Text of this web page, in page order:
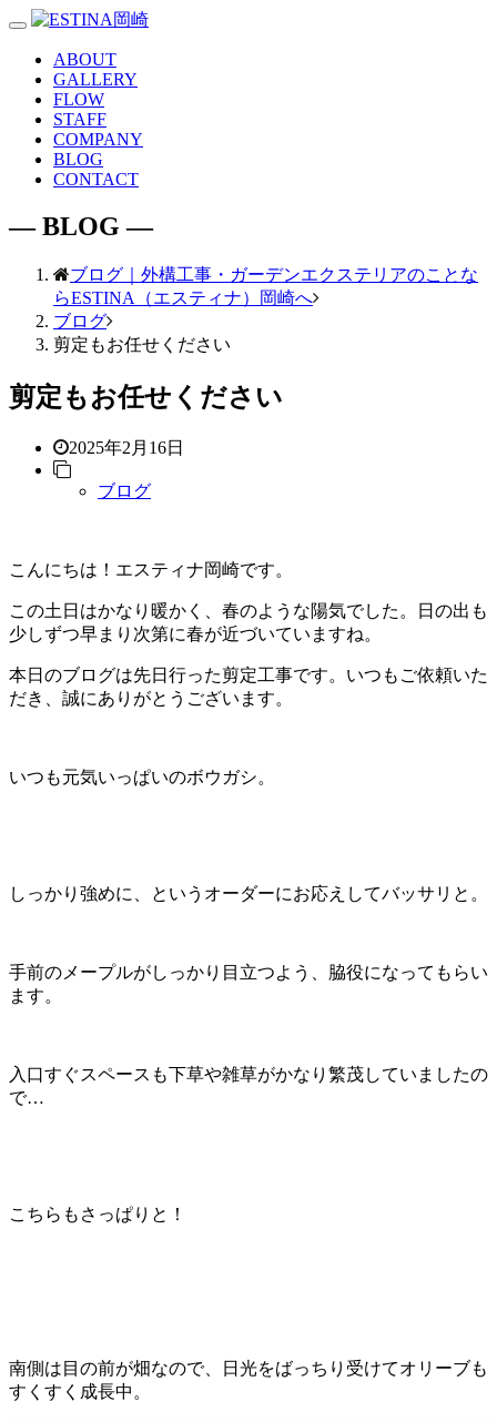
Toggle
navigation
ABOUT
GALLERY
FLOW
STAFF
COMPANY
BLOG
CONTACT
― BLOG ―
ブログ｜外構工事・ガーデンエクステリアのことな
らESTINA（エスティナ）岡崎へ
ブログ
剪定もお任せください
剪定もお任せください
2025年2月16日
ブログ
こんにちは！エスティナ岡崎です。
この土日はかなり暖かく、春のような陽気でした。日の出も
少しずつ早まり次第に春が近づいていますね。
本日のブログは先日行った剪定工事です。いつもご依頼いた
だき、誠にありがとうございます。
いつも元気いっぱいのボウガシ。
しっかり強めに、というオーダーにお応えしてバッサリと。
手前のメープルがしっかり目立つよう、脇役になってもらい
ます。
入口すぐスペースも下草や雑草がかなり繁茂していましたの
で…
こちらもさっぱりと！
南側は目の前が畑なので、日光をばっちり受けてオリーブも
すくすく成長中。